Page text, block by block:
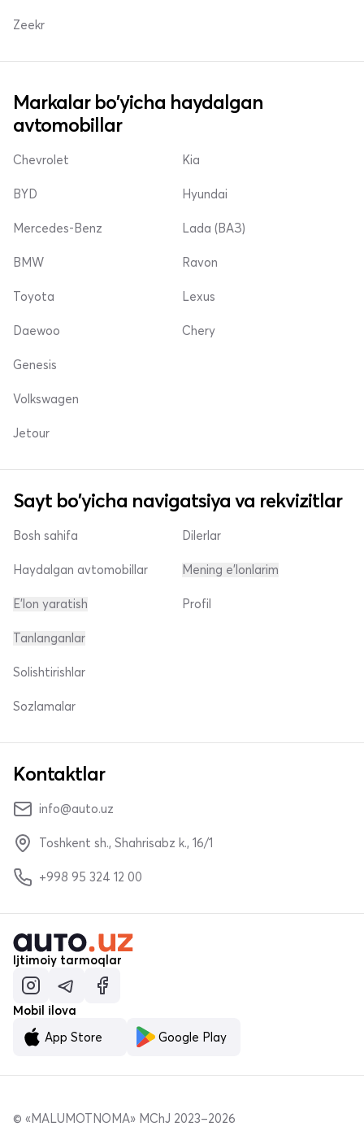
Zeekr
Markalar bo'yicha haydalgan
avtomobillar
Chevrolet
BYD
Mercedes-Benz
Kia
Hyundai
Lada (ВАЗ)
BMW
Toyota
Daewoo
Ravon
Lexus
Chery
Genesis
Volkswagen
Jetour
Sayt bo'yicha navigatsiya va rekvizitlar
Bosh sahifa
Haydalgan avtomobillar
E'lon yaratish
Dilerlar
Mening e'lonlarim
Profil
Tanlanganlar
Solishtirishlar
Sozlamalar
Kontaktlar
info@auto.uz
Toshkent sh., Shahrisabz k., 16/1
+998 95 324 12 00
Ijtimoiy tarmoqlar
Mobil ilova
App Store
Google Play
© «MALUMOTNOMA» MChJ 2023–2026